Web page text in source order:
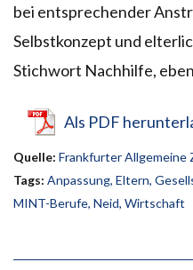
bei entsprechender
Selbstkonzept und
Stichwort Nachhilfe,
Als PDF
Quelle: Frankfurter Allgemeine
Tags: Anpassung, Eltern,
MINT-Berufe, Neid, Wirtschaft